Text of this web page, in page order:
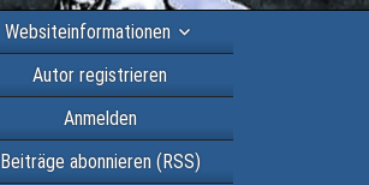
Websiteinformationen
Autor registrieren
Anmelden
Beiträge abonnieren (RSS)